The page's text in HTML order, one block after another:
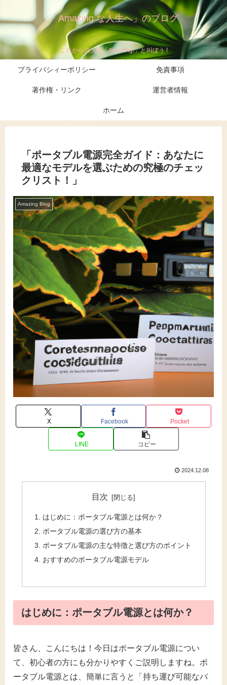
「Amazing な人生へ」のブログ
これからの人生「Amazing!」と叫ぼう !
プライバシィーポリシー 免責事項
著作権・リンク 運営者情報
ホーム
「ポータブル電源完全ガイド：あなたに
最適なモデルを選ぶための究極のチェッ
クリスト！」
Amazing Biog
X Facebook Pocket
LINE コピー
2024.12.08
目次
はじめに：ポータブル電源とは何か？
ポータブル電源の選び方の基本
ポータブル電源の主な特徴と選び方のポイント
おすすめのポータブル電源モデル
はじめに：ポータブル電源とは何か？
皆さん、こんにちは！今日はポータブル電源につい
て、初心者の方にも分かりやすくご説明しますね。ポ
ータブル電源とは、簡単に言うと「持ち運び可能なバ